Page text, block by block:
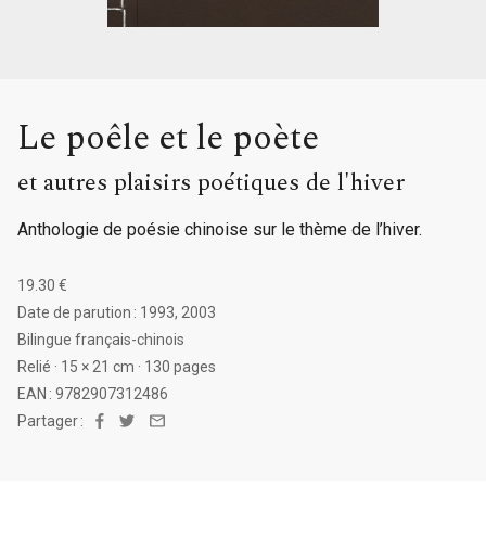
Le poêle et le poète
et autres plaisirs poétiques de l'hiver
Anthologie de poésie chinoise sur le thème de l’hiver.
19.30 €
Date de parution : 1993, 2003
Bilingue français-chinois
Relié · 15 × 21 cm · 130 pages
EAN : 9782907312486
Partager :
Facebook
Twitter